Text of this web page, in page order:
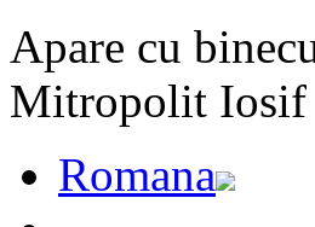
Apare cu
Mitropolit Iosif
Romana